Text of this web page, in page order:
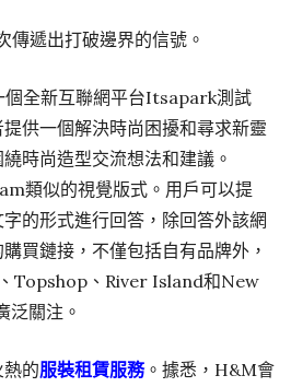
遞出打破邊界的信號。
全新互聯網平台Itsapark測試
供一個解決時尚困擾和尋求新靈
時尚造型交流想法和建議。
類似的視覺版式。用戶可以提
的形式進行回答，除回答外該網
買鏈接，不僅包括自有品牌外，
Topshop、River Island和New
泛關注。
的服裝租賃服務。據悉，H&M會